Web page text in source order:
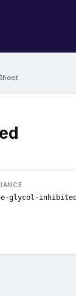
glycol-inhibited